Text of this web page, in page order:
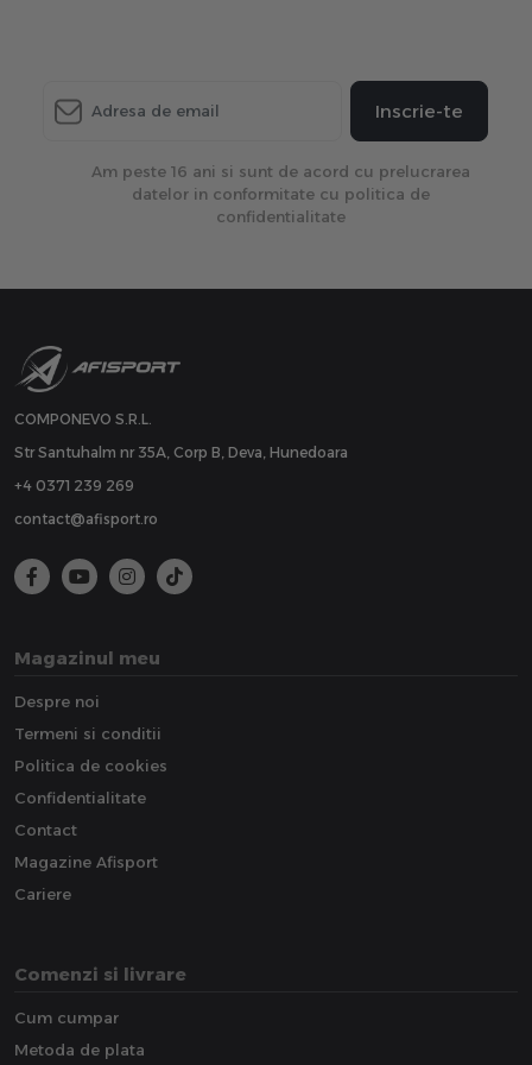
Inscrie-te
Am peste 16 ani si sunt de acord cu prelucrarea
datelor in conformitate cu politica de
confidentialitate
COMPONEVO S.R.L.
Str Santuhalm nr 35A, Corp B, Deva, Hunedoara
+4 0371 239 269
contact@afisport.ro
Magazinul meu
Despre noi
Termeni si conditii
Politica de cookies
Confidentialitate
Contact
Magazine Afisport
Cariere
Comenzi si livrare
Cum cumpar
Metoda de plata